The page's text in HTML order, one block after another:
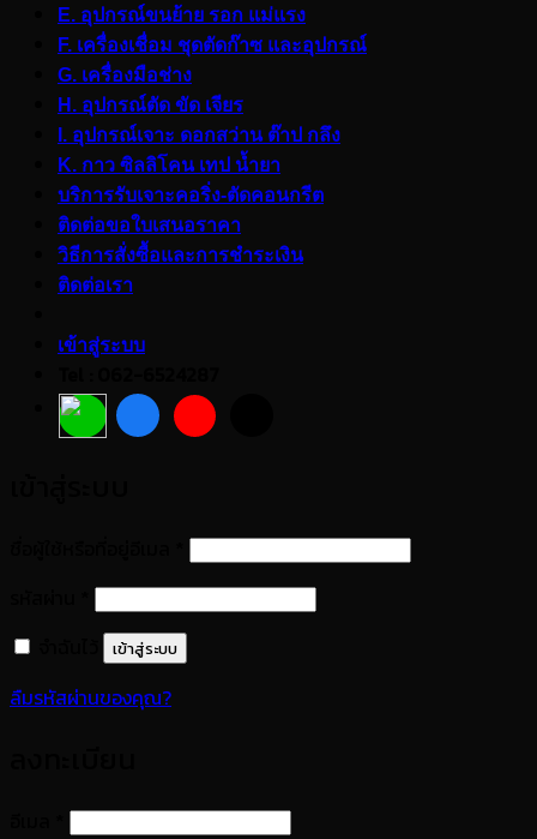
E. อุปกรณ์ขนย้าย รอก แม่แรง
F. เครื่องเชื่อม ชุดตัดก๊าซ และอุปกรณ์
G. เครื่องมือช่าง
H. อุปกรณ์ตัด ขัด เจียร
I. อุปกรณ์เจาะ ดอกสว่าน ต๊าป กลึง
K. กาว ซิลลิโคน เทป น้ำยา
บริการรับเจาะคอริ่ง-ตัดคอนกรีต
ติดต่อขอใบเสนอราคา
วิธีการสั่งซื้อและการชำระเงิน
ติดต่อเรา
เข้าสู่ระบบ
ต้องการ
ต้องการ
เข้าสู่ระบบ
ลืมรหัสผ่านของคุณ?
ต้องการ